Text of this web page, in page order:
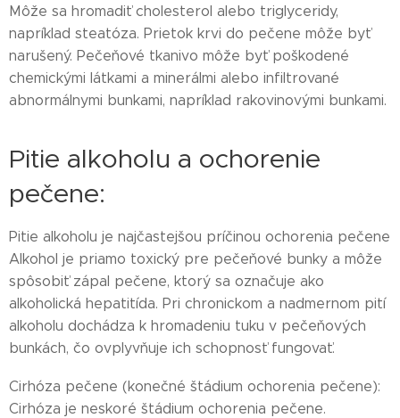
Môže sa hromadiť cholesterol alebo triglyceridy,
napríklad steatóza. Prietok krvi do pečene môže byť
narušený. Pečeňové tkanivo môže byť poškodené
chemickými látkami a minerálmi alebo infiltrované
abnormálnymi bunkami, napríklad rakovinovými bunkami.
Pitie alkoholu a ochorenie
pečene:
Pitie alkoholu je najčastejšou príčinou ochorenia pečene
Alkohol je priamo toxický pre pečeňové bunky a môže
spôsobiť zápal pečene, ktorý sa označuje ako
alkoholická hepatitída. Pri chronickom a nadmernom pití
alkoholu dochádza k hromadeniu tuku v pečeňových
bunkách, čo ovplyvňuje ich schopnosť fungovať.
Cirhóza pečene (konečné štádium ochorenia pečene):
Cirhóza je neskoré štádium ochorenia pečene.